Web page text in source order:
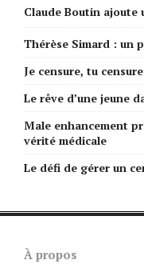
Claude Boutin ajoute
Thérèse Simard : un
Je censure, tu
Le rêve d’une jeune
Male enhancement
vérité médicale
Le défi de gérer un
À propos